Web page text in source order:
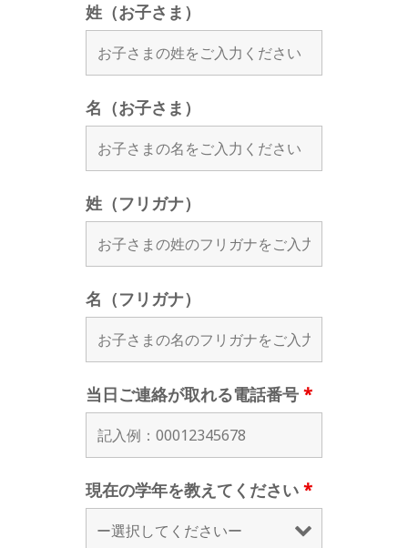
姓（お子さま）
名（お子さま）
姓（フリガナ）
名（フリガナ）
当日ご連絡が取れる電話番号 *
現在の学年を教えてください *